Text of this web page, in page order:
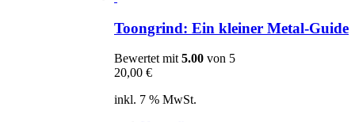
Toongrind: Ein kleiner Metal-Guide
Bewertet mit5.00 von 5
20,00 €
inkl. 7 % MwSt.